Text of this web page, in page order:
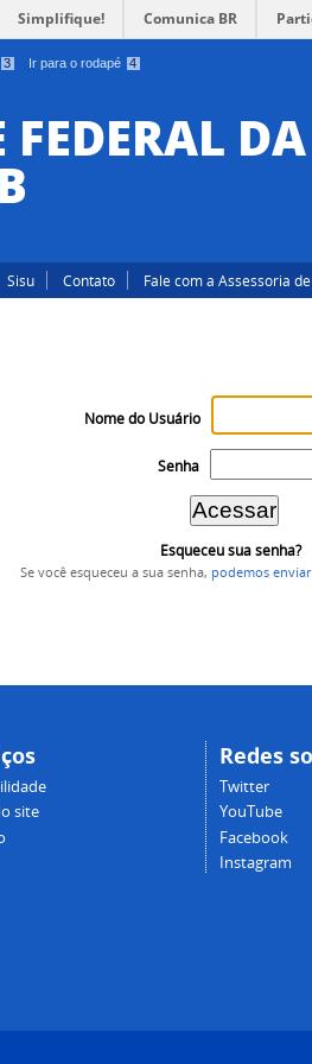
3 Ir para o rodapé 4
Simplifique! Comunica BR
DA
Sisu Contato Fale com a Assessoria
Nome do Usuário
Senha
Esqueceu sua senha?
Se você esqueceu a sua senha, podemos
site
Redes
Twitter
YouTube
Facebook
Instagram